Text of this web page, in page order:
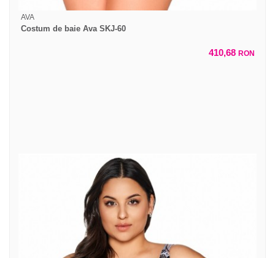
AVA
Costum de baie Ava SKJ-60
410,68 RON